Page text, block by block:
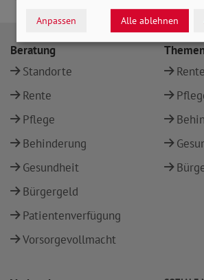
Beratung
Standorte
Rente
Pflege
Behinderung
Gesundheit
Bürgergeld
Patientenverfügung
Vorsorgevollmacht
Rente
Anpassen Alle ablehnen